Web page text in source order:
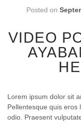
Posted on
VIDEO
Lorem ipsum dolor sit
Pellentesque quis eros
odio. Praesent